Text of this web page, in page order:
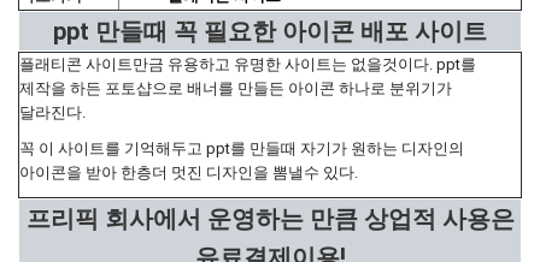
ppt 만들때 꼭 필요한 아이콘 배포 사이트
플래티콘 사이트만금 유용하고 유명한 사이트는 없을것이다. ppt를
제작을 하든 포토샵으로 배너를 만들든 아이콘 하나로 분위기가
달라진다.
꼭 이 사이트를 기억해두고 ppt를 만들때 자기가 원하는 디자인의
아이콘을 받아 한층더 멋진 디자인을 뽐낼수 있다.
프리픽 회사에서 운영하는 만큼 상업적 사용은